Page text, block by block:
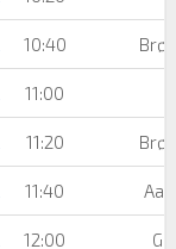
10:40
11:00
11:20
11:40
12:00